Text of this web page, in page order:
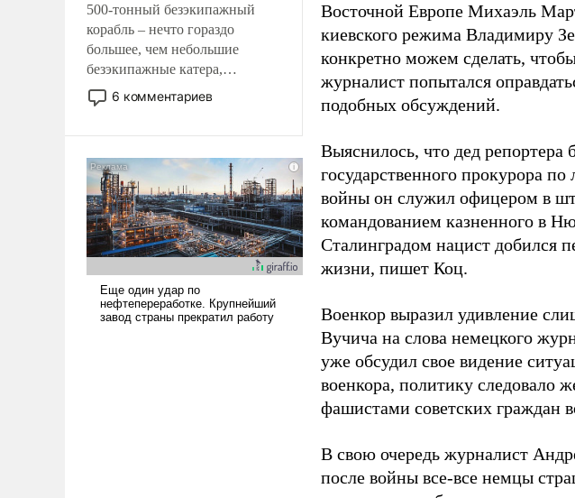
500-тонный безэкипажный
корабль – нечто гораздо
большее, чем небольшие
безэкипажные катера,
применение которых уже
стало обыденностью. Задача по
и ее реализация радикально
поднимет наши боевые
возможности.
6 комментариев
Восточной Европе Михаэль
киевского режима Владимиру
конкретно можем сделать,
журналист попытался
подобных обсуждений.
Выяснилось, что дед
государственного прокурора
войны он служил офицером в
командованием казненного в
Сталинградом нацист добился
жизни, пишет Коц.
Военкор выразил удивление
Вучича на слова немецкого
уже обсудил свое видение
военкора, политику следовало
фашистами советских граждан
В свою очередь журналист
после войны все-все немцы